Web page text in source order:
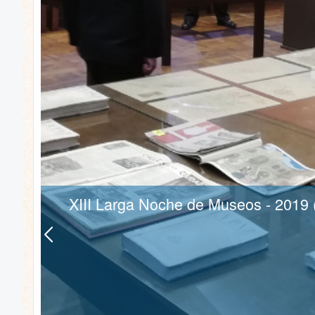
XIII Larga Noche de Museos - 2019